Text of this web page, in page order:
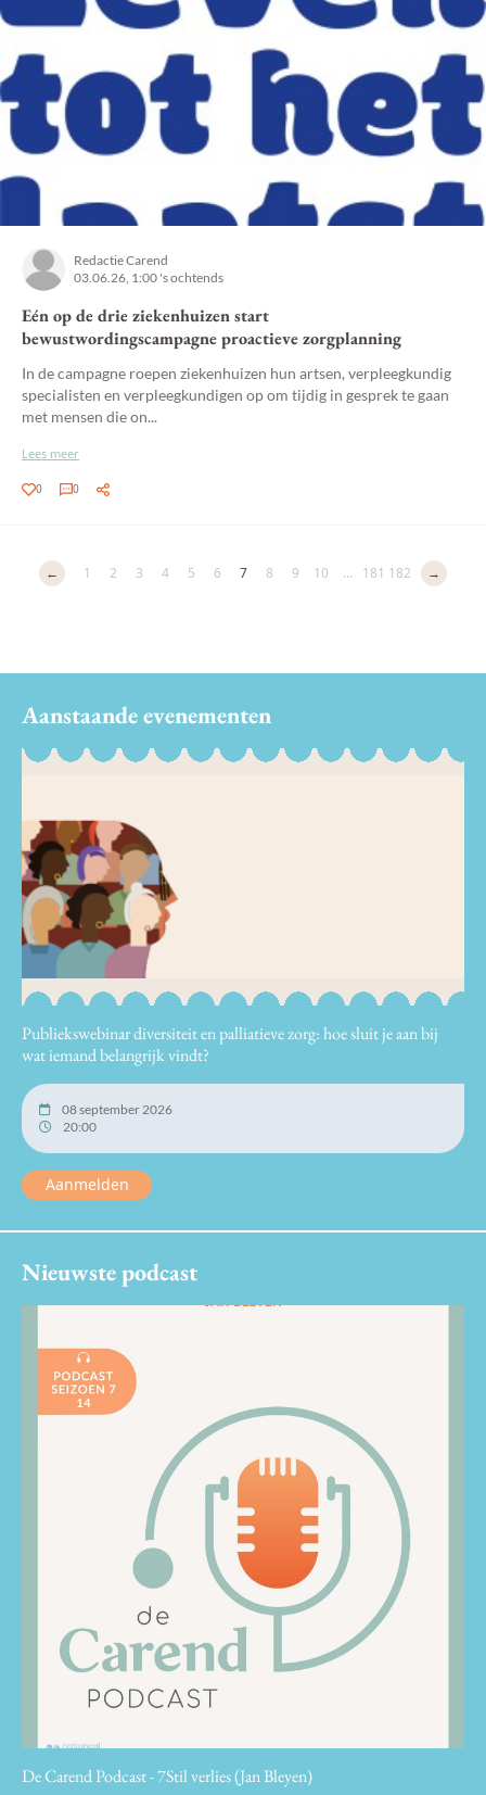
Redactie Carend
03.06.26, 1:00 's ochtends
Eén op de drie ziekenhuizen start
bewustwordingscampagne proactieve zorgplanning
In de campagne roepen ziekenhuizen hun artsen, verpleegkundig
specialisten en verpleegkundigen op om tijdig in gesprek te gaan
met mensen die on...
Lees meer
0 0
← 1 2 3 4 5 6 7 8 9 10 ... 181 182 →
Aanstaande evenementen
Publiekswebinar diversiteit en palliatieve zorg: hoe sluit je aan bij
wat iemand belangrijk vindt?
08 september 2026
20:00
Aanmelden
Nieuwste podcast
De Carend Podcast - 7Stil verlies (Jan Bleyen)